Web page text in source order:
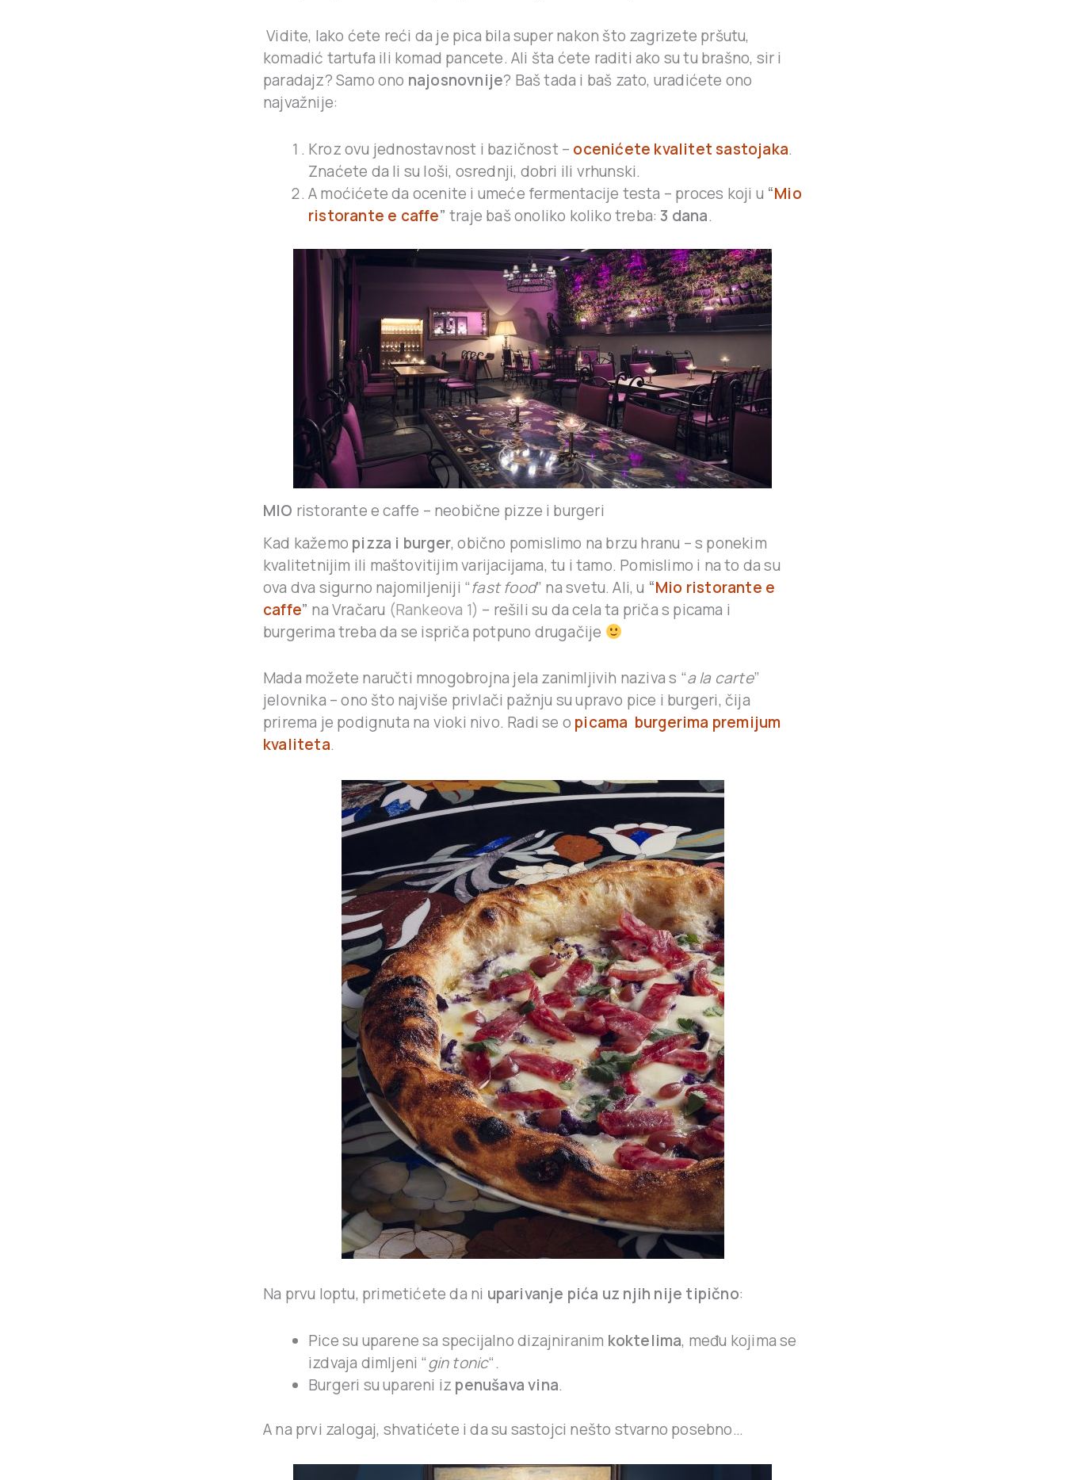
Vidite, lako ćete reći da je pica bila super nakon što zagrizete pršutu,
komadić tartufa ili komad pancete. Ali šta ćete raditi ako su tu brašno, sir i
paradajz? Samo ono najosnovnije? Baš tada i baš zato, uradićete ono
najvažnije:
Kroz ovu jednostavnost i bazičnost – ocenićete kvalitet sastojaka.
Znaćete da li su loši, osrednji, dobri ili vrhunski.
A moćićete da ocenite i umeće fermentacije testa – proces koji u “Mio
ristorante e caffe”traje baš onoliko koliko treba:3 dana.
MIO ristorante e caffe – neobične pizze i burgeri
Kad kažemo pizza i burger, obično pomislimo na brzu hranu – s ponekim
kvalitetnijim ili maštovitijim varijacijama, tu i tamo. Pomislimo i na to da su
ova dva sigurno najomiljeniji “fast food” na svetu. Ali, u “Mio ristorante e
caffe” na Vračaru (Rankeova 1) – rešili su da cela ta priča s picama i
burgerima treba da se ispriča potpuno drugačije
Mada možete naručti mnogobrojna jela zanimljivih naziva s “a la carte”
jelovnika – ono što najviše privlači pažnju su upravo pice i burgeri, čija
prirema je podignuta na vioki nivo. Radi se o picama burgerima premijum
kvaliteta.
Na prvu loptu, primetićete da ni uparivanje pića uz njih nije tipično:
Pice su uparene sa specijalno dizajniranim koktelima, među kojima se
izdvaja dimljeni “gin tonic“.
Burgeri su upareni iz penušava vina.
A na prvi zalogaj, shvatićete i da su sastojci nešto stvarno posebno…